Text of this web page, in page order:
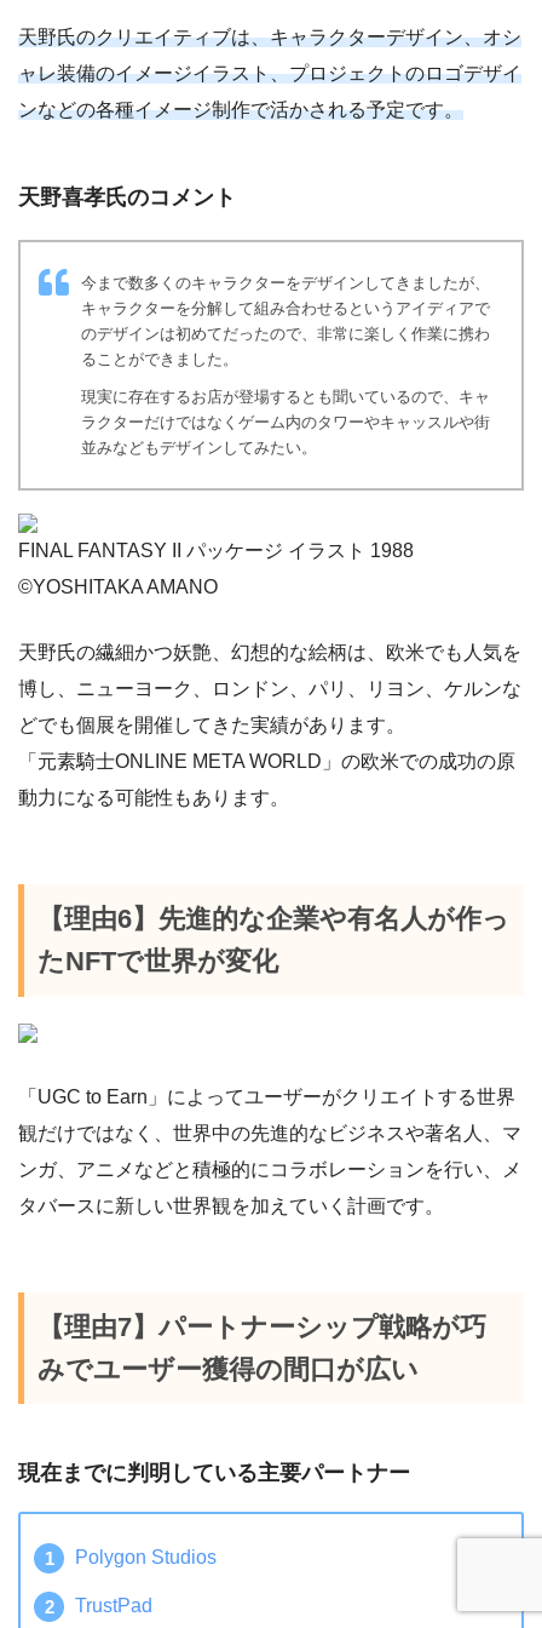
天野氏のクリエイティブは、キャラクターデザイン、オシ
ャレ装備のイメージイラスト、プロジェクトのロゴデザイ
ンなどの各種イメージ制作で活かされる予定です。
天野喜孝氏のコメント
今まで数多くのキャラクターをデザインしてきましたが、
キャラクターを分解して組み合わせるというアイディアで
のデザインは初めてだったので、非常に楽しく作業に携わ
ることができました。
現実に存在するお店が登場するとも聞いているので、キャ
ラクターだけではなくゲーム内のタワーやキャッスルや街
並みなどもデザインしてみたい。
FINAL FANTASY II パッケージ イラスト 1988
©YOSHITAKA AMANO
天野氏の繊細かつ妖艶、幻想的な絵柄は、欧米でも人気を
博し、ニューヨーク、ロンドン、パリ、リヨン、ケルンな
どでも個展を開催してきた実績があります。
「元素騎士ONLINE META WORLD」の欧米での成功の原
動力になる可能性もあります。
【理由6】先進的な企業や有名人が作っ
たNFTで世界が変化
「UGC to Earn」によってユーザーがクリエイトする世界
観だけではなく、世界中の先進的なビジネスや著名人、マ
ンガ、アニメなどと積極的にコラボレーションを行い、メ
タバースに新しい世界観を加えていく計画です。
【理由7】パートナーシップ戦略が巧
みでユーザー獲得の間口が広い
現在までに判明している主要パートナー
Polygon Studios
TrustPad